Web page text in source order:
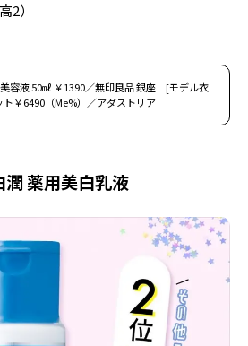
2）
容液 50㎖ ￥1390／無印良品 銀座 [モデル衣
￥6490（Me%）／アダストリア
薬用美白乳液